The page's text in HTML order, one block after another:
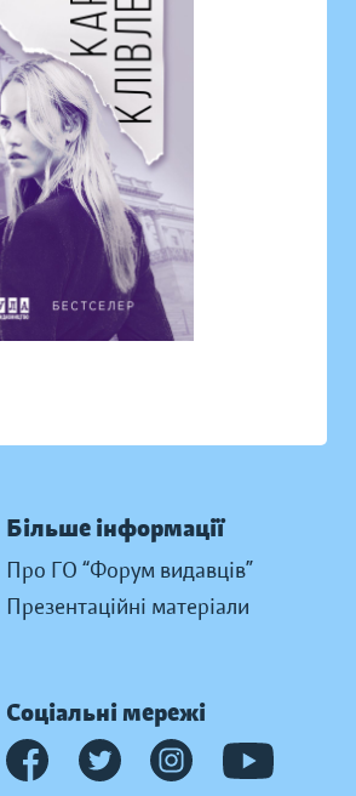
Більше інформації
Про ГО “Форум видавців”
Презентаційні матеріали
Соціальні мережі